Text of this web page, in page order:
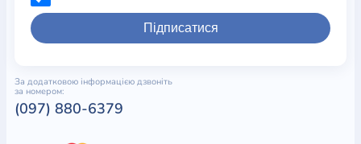
Підписатися
За додатковою інформацією дзвоніть
за номером:
(097) 880-6379